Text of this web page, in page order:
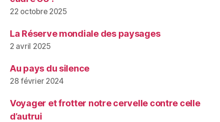
22 octobre 2025
La Réserve mondiale des paysages
2 avril 2025
Au pays du silence
28 février 2024
Voyager et frotter notre cervelle contre celle
d’autrui